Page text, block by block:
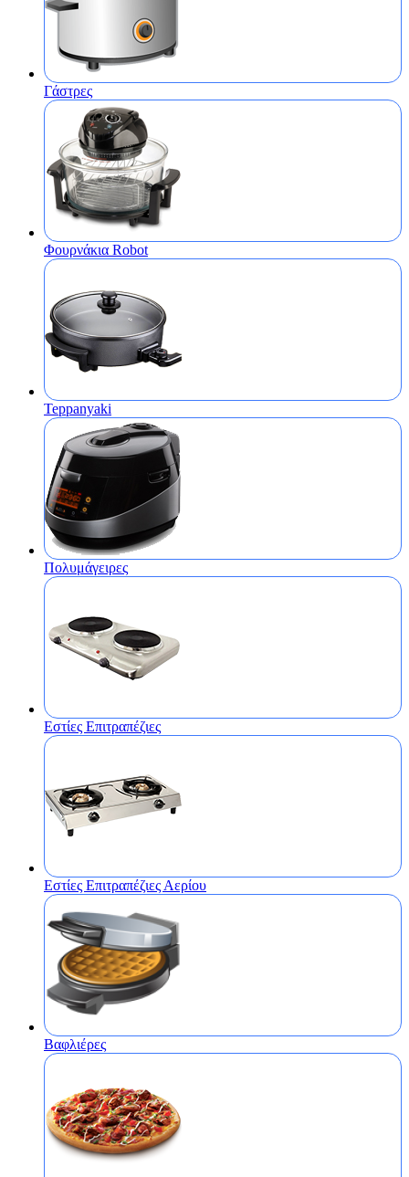
Γάστρες
Φουρνάκια Robot
Teppanyaki
Πολυμάγειρες
Εστίες Επιτραπέζιες
Εστίες Επιτραπέζιες Αερίου
Βαφλιέρες